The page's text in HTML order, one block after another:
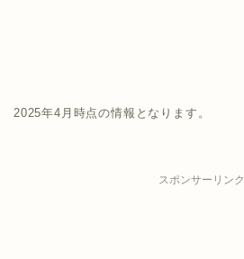
2025年4月時点の情報となります。
スポンサーリンク